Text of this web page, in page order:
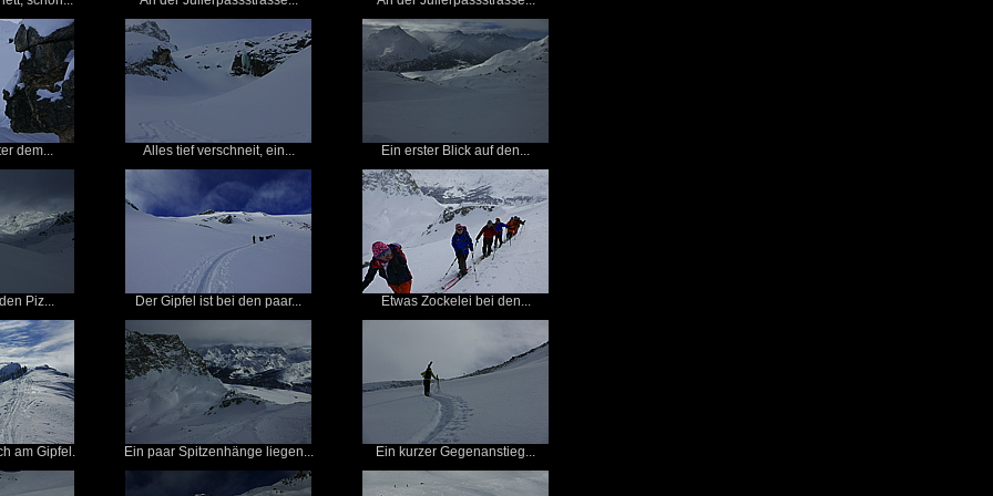
dem... Alles tief verschneit, ein... Ein erster Blick auf den...
Piz... Der Gipfel ist bei den paar... Etwas Zockelei bei den...
am Gipfel. Ein paar Spitzenhänge liegen... Ein kurzer Gegenanstieg...